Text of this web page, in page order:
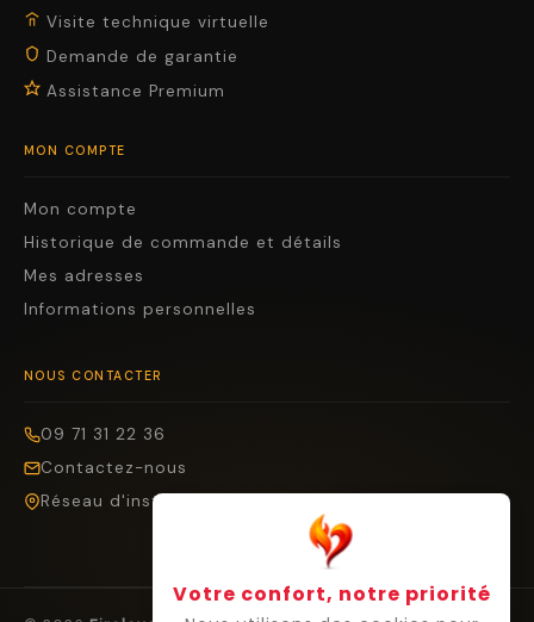
Visite technique virtuelle
Demande de garantie
Assistance Premium
MON COMPTE
Mon compte
Historique de commande et détails
Mes adresses
Informations personnelles
NOUS CONTACTER
09 71 31 22 36
Contactez-nous
Réseau d'installateurs
Votre confort, notre priorité